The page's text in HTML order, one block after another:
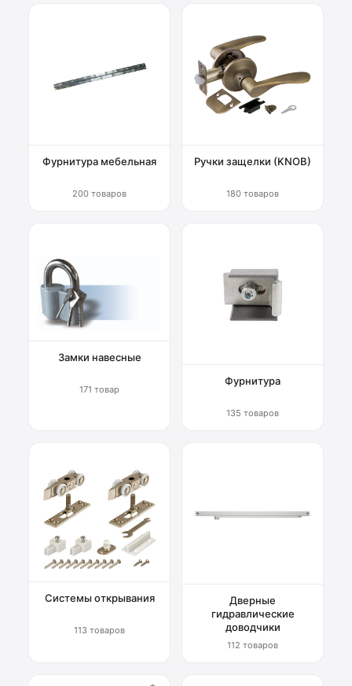
Фурнитура мебельная
200 товаров
Ручки защелки (KNOB)
180 товаров
Замки навесные
171 товар
Фурнитура
135 товаров
Системы открывания
113 товаров
Дверные
гидравлические
доводчики
112 товаров